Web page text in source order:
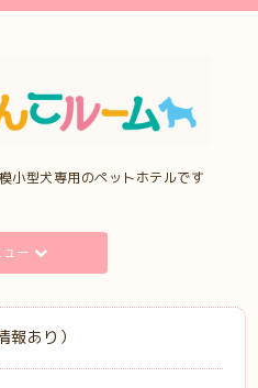
小型犬専用のペットホテルです
ー
報あり）